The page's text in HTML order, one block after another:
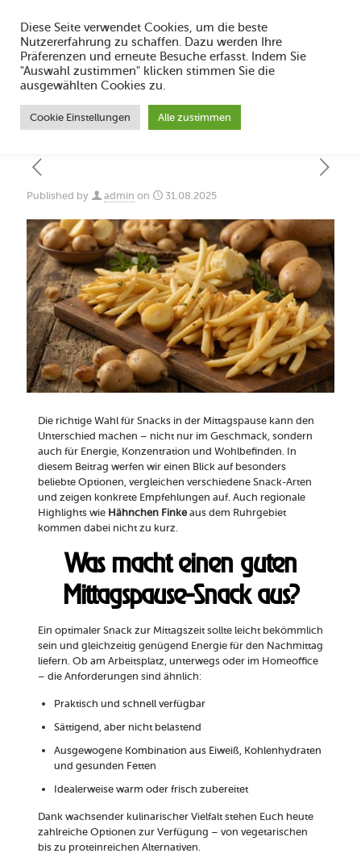
Beste Mittagspause-Snacks 2025:
Published by admin on 31.08.2025
Die richtige Wahl für Snacks in der Mittagspause kann den
Unterschied machen – nicht nur im Geschmack, sondern
auch für Energie, Konzentration und Wohlbefinden. In
diesem Beitrag werfen wir einen Blick auf besonders
beliebte Optionen, vergleichen verschiedene Snack-Arten
und zeigen konkrete Empfehlungen auf. Auch regionale
Highlights wie Hähnchen Finkeaus dem Ruhrgebiet
kommen dabei nicht zu kurz.
Was macht einen guten
Mittagspause-Snack aus?
Ein optimaler Snack zur Mittagszeit sollte leicht bekömmlich
sein und gleichzeitig genügend Energie für den Nachmittag
liefern. Ob am Arbeitsplatz, unterwegs oder im Homeoffice
– die Anforderungen sind ähnlich:
Praktisch und schnell verfügbar
Sättigend, aber nicht belastend
Ausgewogene Kombination aus Eiweiß, Kohlenhydraten
und gesunden Fetten
Idealerweise warm oder frisch zubereitet
Dank wachsender kulinarischer Vielfalt stehen Euch heute
zahlreiche Optionen zur Verfügung – von vegetarischen
bis zu proteinreichen Alternativen.
Diese Seite verwendet Cookies, um die beste
Nutzererfahrung zu schaffen. Dazu werden Ihre
Präferenzen und erneute Besuche erfasst. Indem Sie
"Auswahl zustimmen" klicken stimmen Sie die
ausgewählten Cookies zu.
Cookie Einstellungen Alle zustimmen